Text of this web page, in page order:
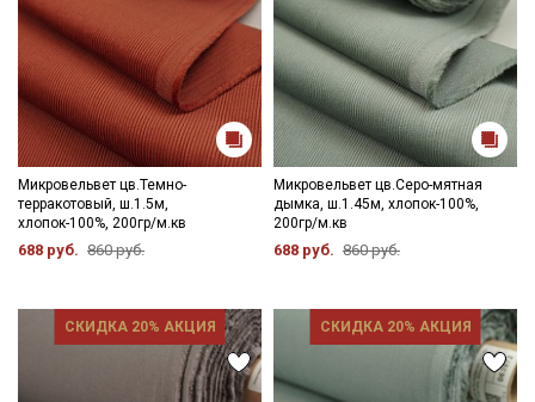
Микровельвет цв.Темно-
терракотовый, ш.1.5м,
хлопок-100%, 200гр/м.кв
688 руб. 860 руб.
Микровельвет цв.Серо-мятная
дымка, ш.1.45м, хлопок-100%,
200гр/м.кв
688 руб. 860 руб.
СКИДКА 20% АКЦИЯ СКИДКА 20% АКЦИЯ